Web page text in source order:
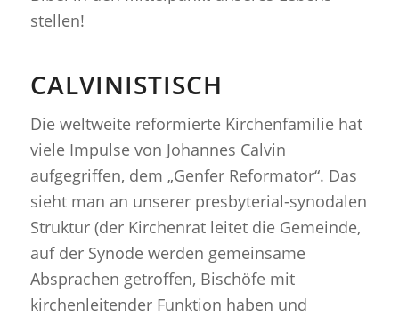
stellen!
CALVINISTISCH
Die weltweite reformierte Kirchenfamilie hat
viele Impulse von Johannes Calvin
aufgegriffen, dem „Genfer Reformator“. Das
sieht man an unserer presbyterial-synodalen
Struktur (der Kirchenrat leitet die Gemeinde,
auf der Synode werden gemeinsame
Absprachen getroffen, Bischöfe mit
kirchenleitender Funktion haben und